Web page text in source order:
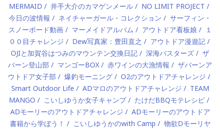
MERMAID
井手大介のカマゲンメール
NO LIMIT PROJECT
今日の波情報
ネイチャーガール・コレクション
サーフィン・
スノーボード動画
マーメイドアルバム アウトドア看板娘
１
００目チャレンジ
Dew写真家：豊田直之
アウトドア漫遊記
OJIと加賀谷はつみのマウンテン交換日記
深海バスターズ
ザ
バーン登山部
マンゴーBOX 赤ワインの大漁情報
ザバーンア
ウトドア女子部
爆釣モーニング
O2のアウトドアチャレンジ
Smart Outdoor Life
ADマロのアウトドアチャレンジ
TEAM
MANGO
こいしゆうか女子キャンプ
たけだBBQモテレシピ
ADモーリーのアウトドアチャレンジ
ADモーリーのアウトドア
書籍から学ぼう！
こいしゆうかのwith Camp
物欲Dモーリヤ